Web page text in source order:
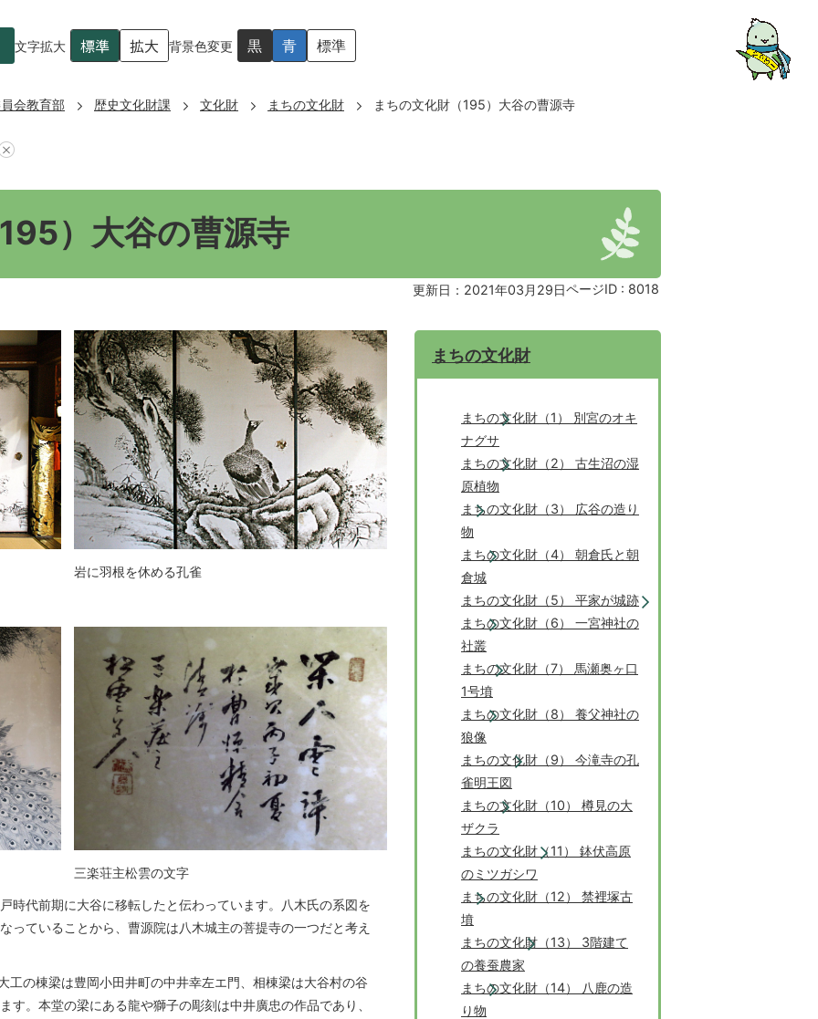
文字拡大 標準 拡大 背景色変更 黒 青 標準
会教育部 歴史文化財課 文化財 まちの文化財 まちの文化財（195）大谷の曹源寺
）大谷の曹源寺
更新日：2021年03月29日ページID : 8018
岩に羽根を休める孔雀
三楽荘主松雲の文字
時代前期に大谷に移転したと伝わっています。八木氏の系図を
っていることから、曹源院は八木城主の菩提寺の一つだと考え
の棟梁は豊岡小田井町の中井幸左エ門、相棟梁は大谷村の谷
す。本堂の梁にある龍や獅子の彫刻は中井廣忠の作品であり、
まちの文化財
まちの文化財（1） 別宮のオキ
ナグサ
まちの文化財（2） 古生沼の湿
原植物
まちの文化財（3） 広谷の造り
物
まちの文化財（4） 朝倉氏と朝
倉城
まちの文化財（5） 平家が城跡
まちの文化財（6） 一宮神社の
社叢
まちの文化財（7） 馬瀬奥ヶ口
1号墳
まちの文化財（8） 養父神社の
狼像
まちの文化財（9） 今滝寺の孔
雀明王図
まちの文化財（10） 樽見の大
ザクラ
まちの文化財（11） 鉢伏高原
のミツガシワ
まちの文化財（12） 禁裡塚古
墳
まちの文化財（13） 3階建て
の養蚕農家
まちの文化財（14） 八鹿の造
り物